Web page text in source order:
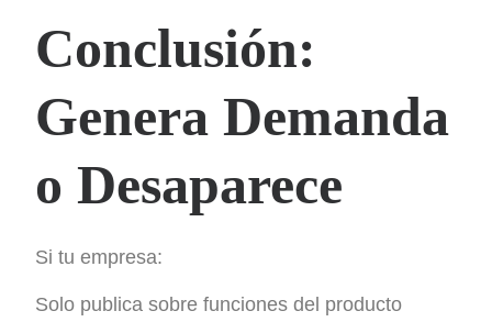
Conclusión:
Genera Demanda
o Desaparece
Si tu empresa:
Solo publica sobre funciones del producto